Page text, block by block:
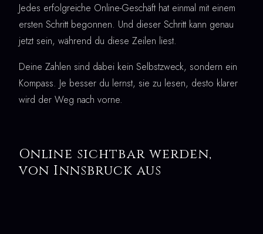
Jedes erfolgreiche Online-Geschäft hat einmal mit einem
ersten Schritt begonnen. Und dieser Schritt kann genau
jetzt sein, während du diese Zeilen liest.
Deine Zahlen sind dabei kein Selbstzweck, sondern ein
Kompass. Je besser du lernst, sie zu lesen, desto klarer
wird der Weg nach vorne.
Online sichtbar werden,
von Innsbruck aus